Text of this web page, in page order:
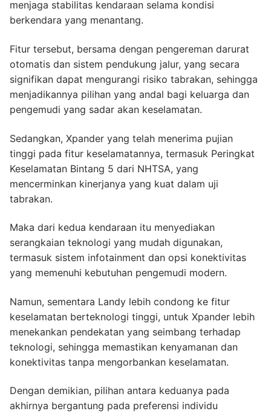
menjaga stabilitas kendaraan selama kondisi
berkendara yang menantang.
Fitur tersebut, bersama dengan pengereman darurat
otomatis dan sistem pendukung jalur, yang secara
signifikan dapat mengurangi risiko tabrakan, sehingga
menjadikannya pilihan yang andal bagi keluarga dan
pengemudi yang sadar akan keselamatan.
Sedangkan, Xpander yang telah menerima pujian
tinggi pada fitur keselamatannya, termasuk Peringkat
Keselamatan Bintang 5 dari NHTSA, yang
mencerminkan kinerjanya yang kuat dalam uji
tabrakan.
Maka dari kedua kendaraan itu menyediakan
serangkaian teknologi yang mudah digunakan,
termasuk sistem infotainment dan opsi konektivitas
yang memenuhi kebutuhan pengemudi modern.
Namun, sementara Landy lebih condong ke fitur
keselamatan berteknologi tinggi, untuk Xpander lebih
menekankan pendekatan yang seimbang terhadap
teknologi, sehingga memastikan kenyamanan dan
konektivitas tanpa mengorbankan keselamatan.
Dengan demikian, pilihan antara keduanya pada
akhirnya bergantung pada preferensi individu